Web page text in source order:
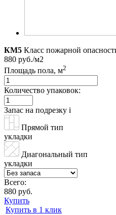
КМ5 Класс пожарной
880 руб./м2
Площадь пола, м2
Количество упаковок:
Запас на подрезку i
Прямой тип
укладки
Диагональный тип
укладки
Всего:
880 руб.
Купить
Купить в 1 клик